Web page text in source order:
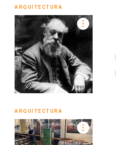
ARQUITECTURA
ARQUITECTURA